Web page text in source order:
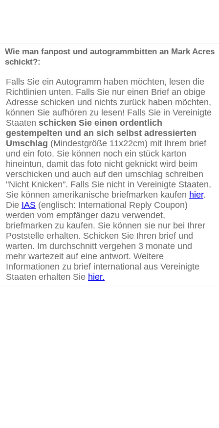
Wie man fanpost und autogrammbitten an Mark Acres
schickt?:
Falls Sie ein Autogramm haben möchten, lesen die
Richtlinien unten. Falls Sie nur einen Brief an obige
Adresse schicken und nichts zurück haben möchten,
können Sie aufhören zu lesen! Falls Sie in Vereinigte
Staaten schicken Sie einen ordentlich
gestempelten und an sich selbst adressierten
Umschlag (Mindestgröße 11x22cm) mit Ihrem brief
und ein foto. Sie können noch ein stück karton
hineintun, damit das foto nicht geknickt wird beim
verschicken und auch auf den umschlag schreiben
"Nicht Knicken". Falls Sie nicht in Vereinigte Staaten,
Sie können amerikanische briefmarken kaufen hier.
Die IAS (englisch: International Reply Coupon)
werden vom empfänger dazu verwendet,
briefmarken zu kaufen. Sie können sie nur bei Ihrer
Poststelle erhalten. Schicken Sie Ihren brief und
warten. Im durchschnitt vergehen 3 monate und
mehr wartezeit auf eine antwort. Weitere
Informationen zu brief international aus Vereinigte
Staaten erhalten Sie hier.